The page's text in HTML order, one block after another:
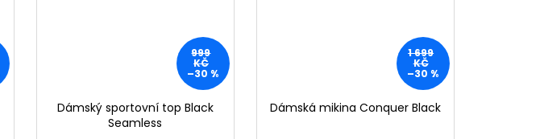
999
KČ
–30 %
Dámský sportovní top Black
Seamless
1 699
KČ
–30 %
Dámská mikina Conquer Black